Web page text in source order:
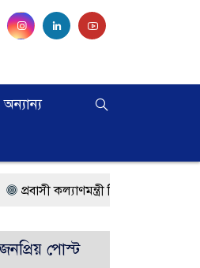
অন্যান্য
সিলেটের আরিফুল হক চৌধুরী
নথি জালিয়াতির অভিযোগে ৫ বাংলাদেশি
জনপ্রিয় পোস্ট